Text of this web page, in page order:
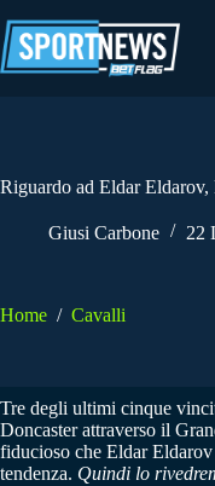
al
contenuto
Riguardo ad Eldar
Giusi Carbone 22
Home / Cavalli
Tre degli ultimi cinque
Doncaster attraverso il
fiducioso che Eldar
tendenza. Quindi lo